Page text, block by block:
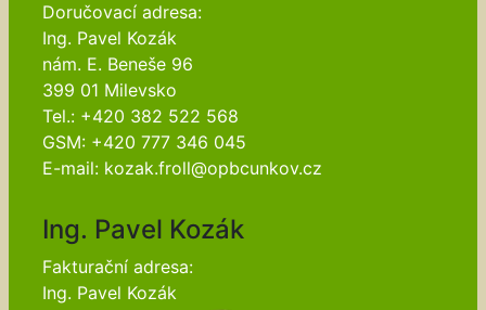
Doručovací adresa:
Ing. Pavel Kozák
nám. E. Beneše 96
399 01 Milevsko
Tel.: +420 382 522 568
GSM: +420 777 346 045
E-mail: kozak.froll@opbcunkov.cz
Ing. Pavel Kozák
Fakturační adresa:
Ing. Pavel Kozák